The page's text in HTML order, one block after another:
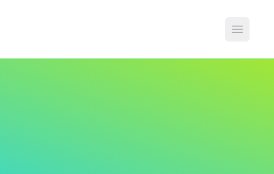
Open